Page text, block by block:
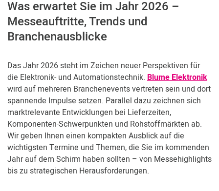
Was erwartet Sie im Jahr 2026 –
Messeauftritte, Trends und
Branchenausblicke
Das Jahr 2026 steht im Zeichen neuer Perspektiven für
die Elektronik- und Automationstechnik. Blume Elektronik
wird auf mehreren Branchenevents vertreten sein und dort
spannende Impulse setzen. Parallel dazu zeichnen sich
marktrelevante Entwicklungen bei Lieferzeiten,
Komponenten-Schwerpunkten und Rohstoffmärkten ab.
Wir geben Ihnen einen kompakten Ausblick auf die
wichtigsten Termine und Themen, die Sie im kommenden
Jahr auf dem Schirm haben sollten – von Messehighlights
bis zu strategischen Herausforderungen.
Unternehmen
News
Blog
Kontakt
Kundenbereich